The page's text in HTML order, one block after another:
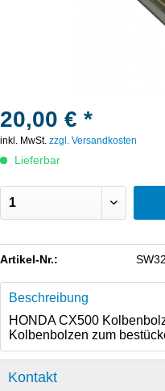
20,00 € *
inkl. MwSt. zzgl. Versandkosten
Lieferbar
Artikel-Nr.:
Beschreibung
HONDA CX500
Kolbenbolzen zum
Kontakt